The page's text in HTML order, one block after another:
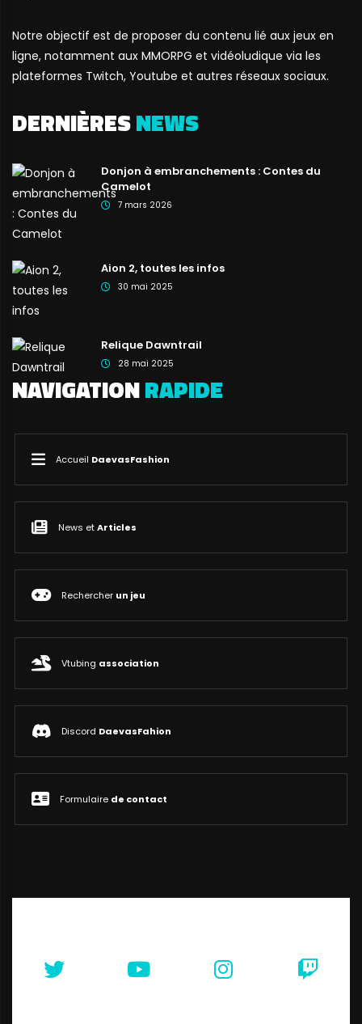
Notre objectif est de proposer du contenu lié aux jeux en
ligne, notamment aux MMORPG et vidéoludique via les
plateformes Twitch, Youtube et autres réseaux sociaux.
DERNIÈRESNEWS
Donjon à embranchements : Contes du
Camelot
7 mars 2026
Aion 2, toutes les infos
30 mai 2025
Relique Dawntrail
28 mai 2025
NAVIGATIONRAPIDE
Accueil DaevasFashion
News etArticles
Rechercher un jeu
Vtubing association
Discord DaevasFahion
Formulaire de contact